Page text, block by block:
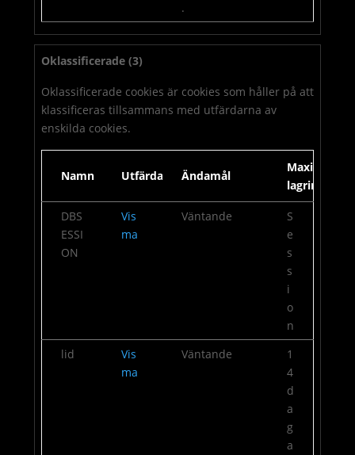
.
Oklassificerade (3)
Oklassificerade cookies är cookies som håller på att
klassificeras tillsammans med utfärdarna av
enskilda cookies.
Namn Utfärdare Ändamål
Maximal
lagringstid
DBS
ESSI
ON
Vis
ma
Väntande
S
e
s
s
i
o
n
lid
Vis
ma
Väntande
1
4
d
a
g
a